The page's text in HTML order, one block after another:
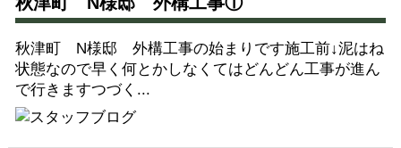
秋津町 N様邸 外構工事の始まりです施工前↓泥はね
状態なので早く何とかしなくてはどんどん工事が進ん
で行きますつづく...